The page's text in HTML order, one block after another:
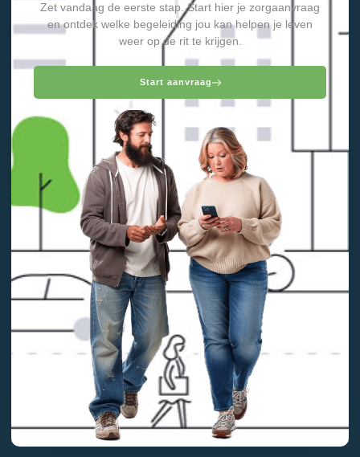
Zet vandaag de eerste stap. Start hier je zorgaanvraag
en ontdek welke begeleiding jou kan helpen je leven
weer op de rit te krijgen.
Start aanvraag